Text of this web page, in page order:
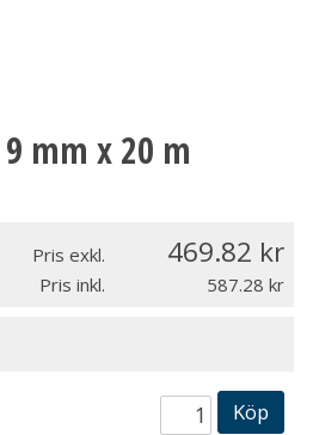
mm x 20 m
Pris exkl. 469.82
Pris inkl. 587.28
Köp